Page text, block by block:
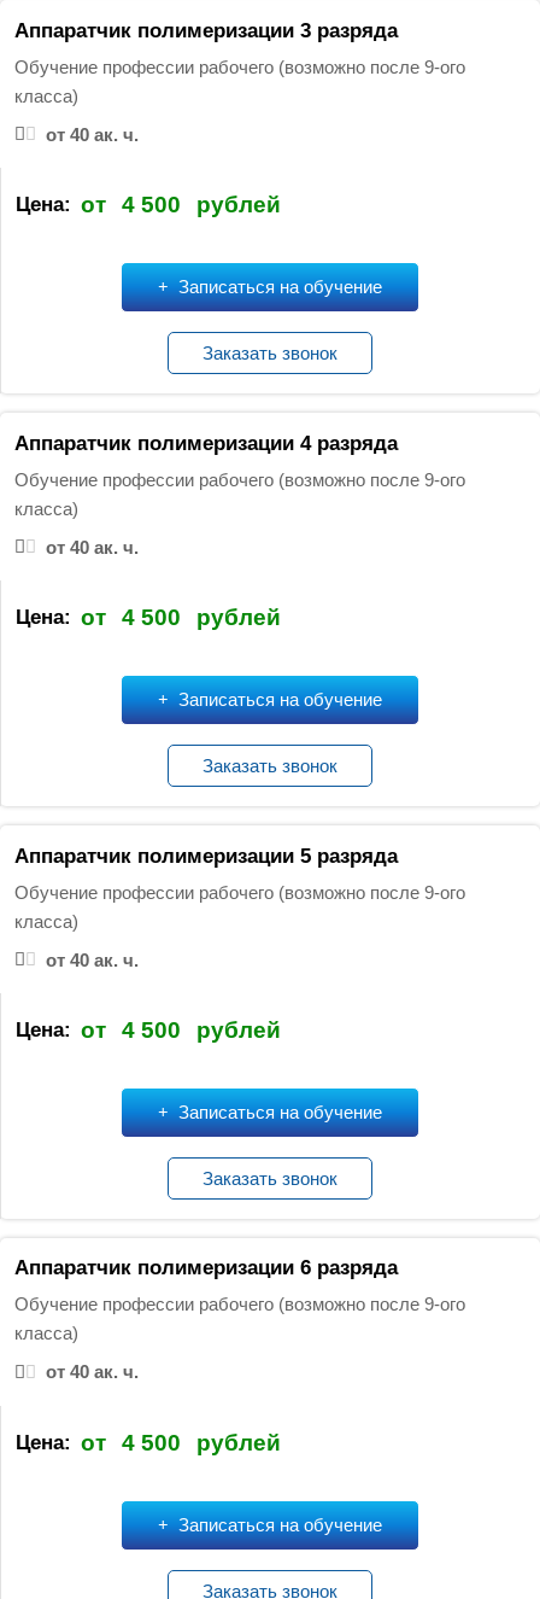
Аппаратчик полимеризации 3 разряда
Обучение профессии рабочего (возможно после 9-ого
класса)
от 40 ак. ч.
Цена: от 4 500 рублей
Записаться на обучение
Заказать звонок
Аппаратчик полимеризации 4 разряда
Обучение профессии рабочего (возможно после 9-ого
класса)
от 40 ак. ч.
Цена: от 4 500 рублей
Записаться на обучение
Заказать звонок
Аппаратчик полимеризации 5 разряда
Обучение профессии рабочего (возможно после 9-ого
класса)
от 40 ак. ч.
Цена: от 4 500 рублей
Записаться на обучение
Заказать звонок
Аппаратчик полимеризации 6 разряда
Обучение профессии рабочего (возможно после 9-ого
класса)
от 40 ак. ч.
Цена: от 4 500 рублей
Записаться на обучение
Заказать звонок